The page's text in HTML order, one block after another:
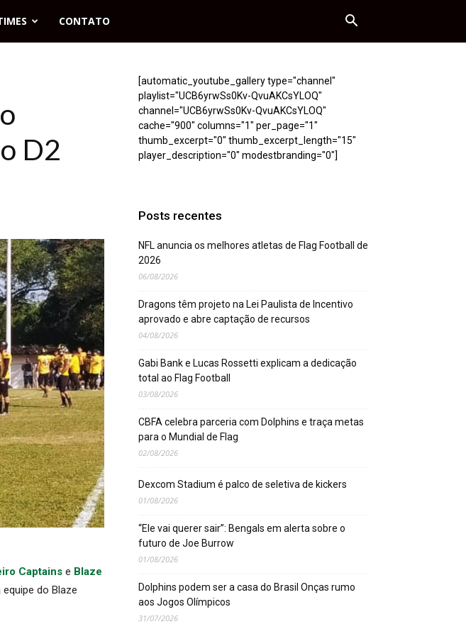
CONTATO
D2
Captains e Blaze
do Blaze
[automatic_youtube_gallery type="channel"
playlist="UCB6yrwSs0Kv-QvuAKCsYLOQ"
channel="UCB6yrwSs0Kv-QvuAKCsYLOQ"
cache="900" columns="1" per_page="1"
thumb_excerpt="0" thumb_excerpt_length="15"
player_description="0" modestbranding="0"]
Posts recentes
NFL anuncia os melhores atletas de Flag Football de
2026
06/08/2026
Dragons têm projeto na Lei Paulista de Incentivo
aprovado e abre captação de recursos
04/08/2026
Gabi Bank e Lucas Rossetti explicam a dedicação
total ao Flag Football
03/08/2026
CBFA celebra parceria com Dolphins e traça metas
para o Mundial de Flag
02/08/2026
Dexcom Stadium é palco de seletiva de kickers
01/08/2026
“Ele vai querer sair”: Bengals em alerta sobre o
futuro de Joe Burrow
01/08/2026
Dolphins podem ser a casa do Brasil Onças rumo
aos Jogos Olímpicos
31/07/2026